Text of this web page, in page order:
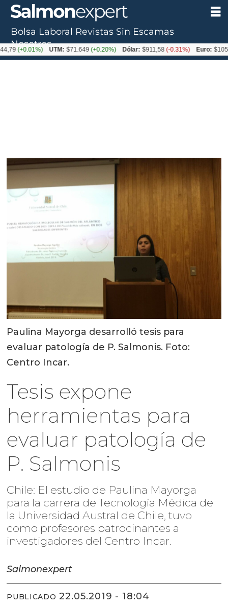
Paulina Mayorga desarrolló tesis para
evaluar patología de P. Salmonis. Foto:
Centro Incar.
Tesis expone
herramientas para
evaluar patología de
P. Salmonis
Chile: El estudio de Paulina Mayorga
para la carrera de Tecnología Médica de
la Universidad Austral de Chile, tuvo
como profesores patrocinantes a
investigadores del Centro Incar.
Salmonexpert
PUBLICADO 22.05.2019 - 18:04
Bolsa Laboral Revistas Sin Escamas
Nosotros
UTM: $71.649(+0.20%) Dólar: $911,58(-0.31%) Euro: $1053,36(-